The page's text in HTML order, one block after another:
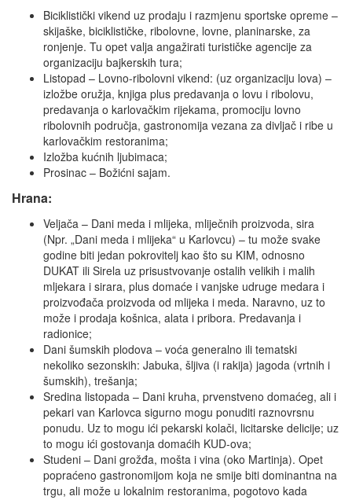
Biciklistički vikend uz prodaju i razmjenu sportske opreme –
skijaške, biciklističke, ribolovne, lovne, planinarske, za
ronjenje. Tu opet valja angažirati turističke agencije za
organizaciju bajkerskih tura;
Listopad – Lovno-ribolovni vikend: (uz organizaciju lova) –
izložbe oružja, knjiga plus predavanja o lovu i ribolovu,
predavanja o karlovačkim rijekama, promociju lovno
ribolovnih područja, gastronomija vezana za divljač i ribe u
karlovačkim restoranima;
Izložba kućnih ljubimaca;
Prosinac – Božićni sajam.
Hrana:
Veljača – Dani meda i mlijeka, mliječnih proizvoda, sira
(Npr. „Dani meda i mlijeka“ u Karlovcu) – tu može svake
godine biti jedan pokrovitelj kao što su KIM, odnosno
DUKAT ili Sirela uz prisustvovanje ostalih velikih i malih
mljekara i sirara, plus domaće i vanjske udruge medara i
proizvođača proizvoda od mlijeka i meda. Naravno, uz to
može i prodaja košnica, alata i pribora. Predavanja i
radionice;
Dani šumskih plodova – voća generalno ili tematski
nekoliko sezonskih: Jabuka, šljiva (i rakija) jagoda (vrtnih i
šumskih), trešanja;
Sredina listopada – Dani kruha, prvenstveno domaćeg, ali i
pekari van Karlovca sigurno mogu ponuditi raznovrsnu
ponudu. Uz to mogu ići pekarski kolači, licitarske delicije; uz
to mogu ići gostovanja domaćih KUD-ova;
Studeni – Dani grožđa, mošta i vina (oko Martinja). Opet
popraćeno gastronomijom koja ne smije biti dominantna na
trgu, ali može u lokalnim restoranima, pogotovo kada